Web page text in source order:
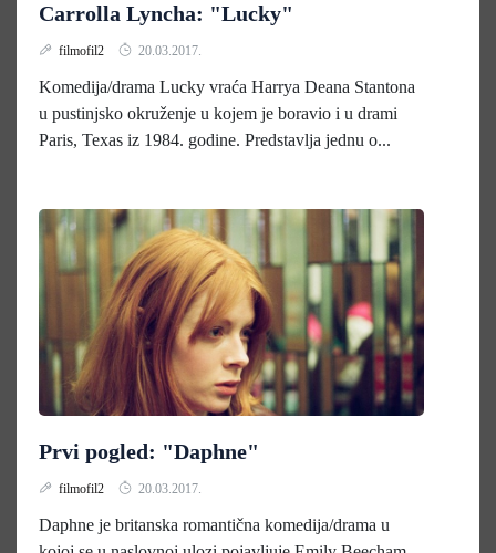
Carrolla Lyncha: "Lucky"
filmofil2 20.03.2017.
Komedija/drama Lucky vraća Harrya Deana Stantona
u pustinjsko okruženje u kojem je boravio i u drami
Paris, Texas iz 1984. godine. Predstavlja jednu o...
Prvi pogled: "Daphne"
filmofil2 20.03.2017.
Daphne je britanska romantična komedija/drama u